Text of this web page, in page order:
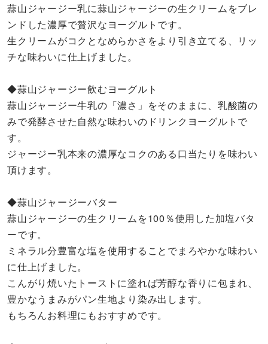
蒜山ジャージー乳に蒜山ジャージーの生クリームをブレ
ンドした濃厚で贅沢なヨーグルトです。
生クリームがコクとなめらかさをより引き立てる、リッ
チな味わいに仕上げました。
◆蒜山ジャージー飲むヨーグルト
蒜山ジャージー牛乳の「濃さ」をそのままに、乳酸菌の
みで発酵させた自然な味わいのドリンクヨーグルトで
す。
ジャージー乳本来の濃厚なコクのある口当たりを味わい
頂けます。
◆蒜山ジャージーバター
蒜山ジャージーの生クリームを100％使用した加塩バタ
ーです。
ミネラル分豊富な塩を使用することでまろやかな味わい
に仕上げました。
こんがり焼いたトーストに塗れば芳醇な香りに包まれ、
豊かなうまみがパン生地より染み出します。
もちろんお料理にもおすすめです。